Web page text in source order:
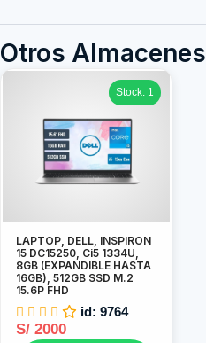
Otros Almacenes
Stock: 1
LAPTOP, DELL, INSPIRON
15 DC15250, Ci5 1334U,
8GB (EXPANDIBLE HASTA
16GB), 512GB SSD M.2
15.6P FHD
id: 9764
S/ 2000